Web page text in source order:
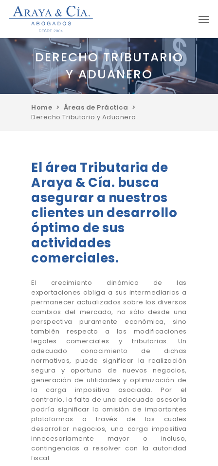
DERECHO TRIBUTARIO
Y ADUANERO
Home > Áreas de Práctica >
Derecho Tributario y Aduanero
El área Tributaria de
Araya & Cía. busca
asegurar a nuestros
clientes un desarrollo
óptimo de sus
actividades
comerciales.
El crecimiento dinámico de las
exportaciones obliga a sus intermediarios a
permanecer actualizados sobre los diversos
cambios del mercado, no sólo desde una
perspectiva puramente económica, sino
también respecto a las modificaciones
legales comerciales y tributarias. Un
adecuado conocimiento de dichas
normativas, puede significar la realización
segura y oportuna de nuevos negocios,
generación de utilidades y optimización de
la carga impositiva asociada. Por el
contrario, la falta de una adecuada asesoría
podría significar la omisión de importantes
plataformas a través de las cuales
desarrollar negocios, una carga impositiva
innecesariamente mayor o incluso,
contingencias a resolver con la autoridad
fiscal.